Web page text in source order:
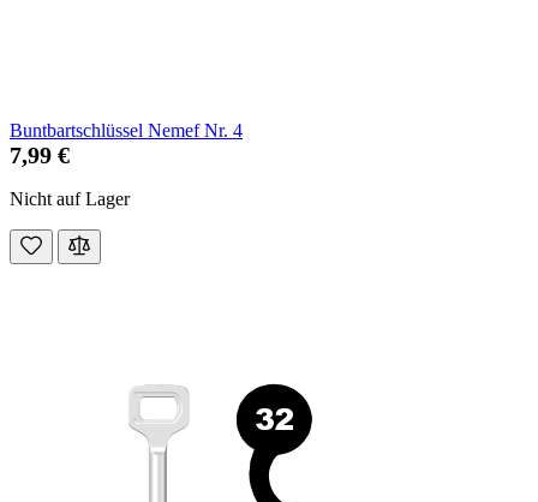
Buntbartschlüssel Nemef Nr. 4
7,99 €
Nicht auf Lager